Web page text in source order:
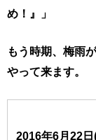
め！』」
もう時期、梅雨
やって来ます。
2016年6月22